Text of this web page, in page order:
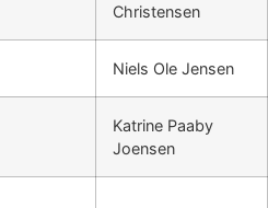
Christensen
Niels Ole Jensen
Katrine Paaby
Joensen